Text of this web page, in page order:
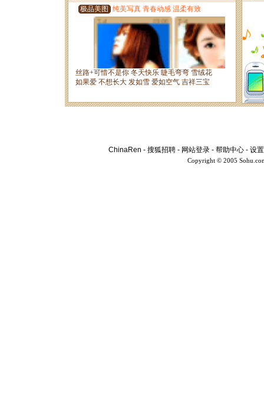
ChinaRen - 搜狐招聘 - 网站登录 - 帮助中心 - 设
Copyright © 2005